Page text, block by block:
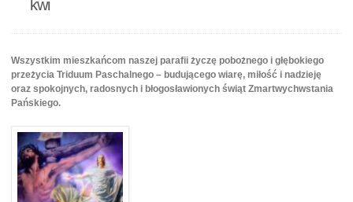
kwi
Wszystkim mieszkańcom naszej parafii życzę pobożnego i głębokiego
przeżycia Triduum Paschalnego – budującego wiarę, miłość i nadzieję
oraz spokojnych, radosnych i błogosławionych świąt Zmartwychwstania
Pańskiego.